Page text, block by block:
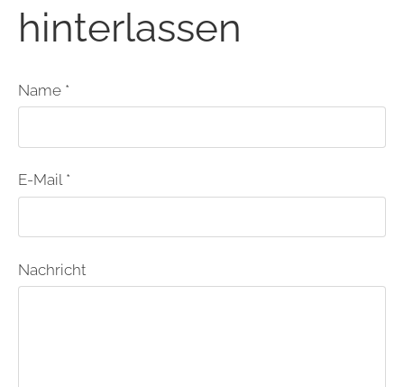
hinterlassen
Name *
E-Mail *
Nachricht